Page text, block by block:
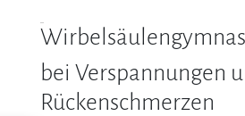
bei Verspannungen
Rückenschmerzen